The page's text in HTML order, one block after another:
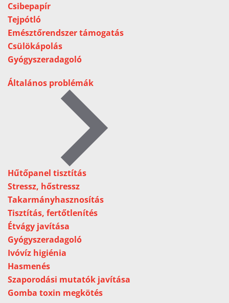
Csibepapír
Tejpótló
Emésztőrendszer támogatás
Csülökápolás
Gyógyszeradagoló
Általános problémák
Hűtőpanel tisztítás
Stressz, hőstressz
Takarmányhasznosítás
Tisztítás, fertőtlenítés
Étvágy javítása
Gyógyszeradagoló
Ivóvíz higiénia
Hasmenés
Szaporodási mutatók javítása
Gomba toxin megkötés